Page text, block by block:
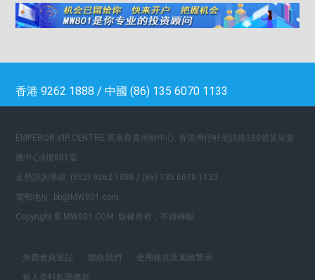
香港 9262 1888 / 中國 (86) 135 6070 1133
EMPEROR VIP CENTRE 英皇尊貴理財中心: 香港灣仔軒尼詩道288號英皇集
團中心8樓801室
走勢諮詢專線: (852) 9262 1888 / (86) 135 6070 1133
電郵地址: bb@MW801.com
Copyright © MW801.COM. 版權所有，不得轉載
免費會員登記 聯絡我們
使用條款及風險警示
個人資料私隱條款